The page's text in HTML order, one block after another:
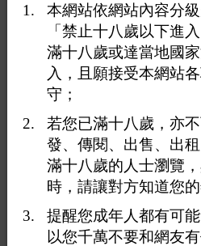
發這種787口中的迷湯文前 請
節的可能性
最好的辦法就是直接打電話給
告訴他你是哪一位~應該印象很
能聊到對方工作那麼深入 什麼
己跟男友約的經驗起碼要好幾次
才會了解小腿形狀 屌的大小 跟
不是免治馬桶
本網站依網站內容分
「禁止十八歲以下進
滿十八歲或達當地國
入，且願接受本網站
守；
若您已滿十八歲，亦
發、傳閱、出售、出
滿十八歲的人士瀏覽
時，請讓對方知道您的
提醒您成年人都有可
以您千萬不要和網友